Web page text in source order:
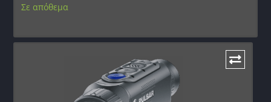
Σε απόθεμα